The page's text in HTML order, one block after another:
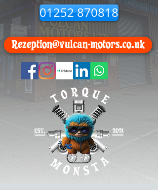
01252 870818
Rezeption@vulcan-motors.co.uk